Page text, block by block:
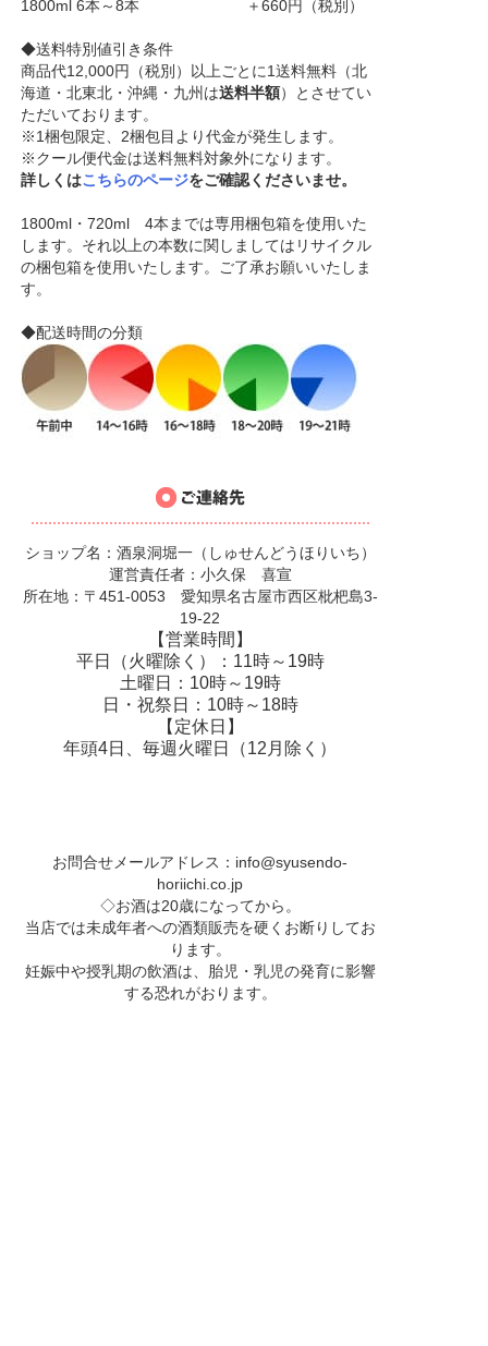
1800ml 6本～8本 ＋660円（税別）
◆送料特別値引き条件
商品代12,000円（税別）以上ごとに1送料無料（北
海道・北東北・沖縄・九州は送料半額）とさせてい
ただいております。
※1梱包限定、2梱包目より代金が発生します。
※クール便代金は送料無料対象外になります。
詳しくはこちらのページをご確認くださいませ。
1800ml・720ml 4本までは専用梱包箱を使用いた
します。それ以上の本数に関しましてはリサイクル
の梱包箱を使用いたします。ご了承お願いいたしま
す。
◆配送時間の分類
ショップ名：酒泉洞堀一（しゅせんどうほりいち）
運営責任者：小久保 喜宣
所在地：〒451-0053 愛知県名古屋市西区枇杷島3-
19-22
【営業時間】
平日（火曜除く）：11時～19時
土曜日：10時～19時
日・祝祭日：10時～18時
【定休日】
年頭4日、毎週火曜日（12月除く）
お問合せメールアドレス： info@syusendo-
horiichi.co.jp
◇お酒は20歳になってから。
当店では未成年者への酒類販売を硬くお断りしてお
ります。
妊娠中や授乳期の飲酒は、胎児・乳児の発育に影響
する恐れがおります。